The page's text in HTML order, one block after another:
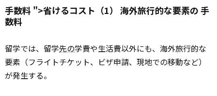
手数料 ">省けるコスト（1） 海外旅行的な要素の手
数料
留学では、留学先の学費や生活費以外にも、海外旅行的な
要素（フライトチケット、ビザ申請、現地での移動など）
が発生する。